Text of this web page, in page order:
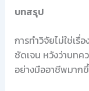
บทสรุป
การทำวิจัยไม่ใช่เรื่
ชัดเจน หวังว่าบทค
อย่างมืออาชีพมาก